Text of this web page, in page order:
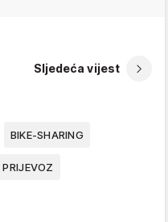
Sljedeća vijest
BIKE-SHARING
PRIJEVOZ